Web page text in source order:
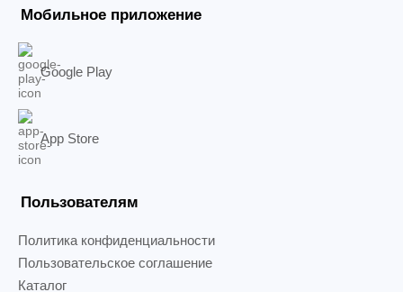
Мобильное приложение
Google Play
App Store
Пользователям
Политика конфиденциальности
Пользовательское соглашение
Каталог